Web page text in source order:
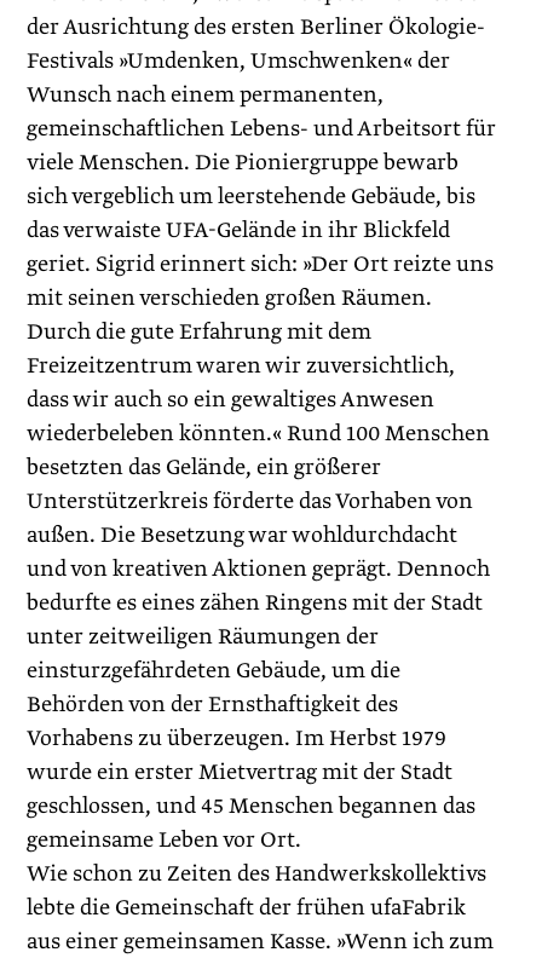
der Ausrichtung des ersten Berliner Ökologie-
Festivals »Umdenken, Umschwenken« der
Wunsch nach einem permanenten,
gemeinschaftlichen Lebens- und Arbeitsort für
viele Menschen. Die Pioniergruppe bewarb
sich vergeblich um leerstehende Gebäude, bis
das verwaiste UFA-Gelände in ihr Blickfeld
geriet. Sigrid erinnert sich: »Der Ort reizte uns
mit seinen verschieden großen Räumen.
Durch die gute Erfahrung mit dem
Freizeitzentrum waren wir zuversichtlich,
dass wir auch so ein gewaltiges Anwesen
wiederbeleben könnten.« Rund 100 Menschen
besetzten das Gelände, ein größerer
Unterstützerkreis förderte das Vorhaben von
außen. Die Besetzung war wohldurchdacht
und von kreativen Aktionen geprägt. Dennoch
bedurfte es eines zähen Ringens mit der Stadt
unter zeitweiligen Räumungen der
einsturzgefährdeten Gebäude, um die
Behörden von der Ernsthaftigkeit des
Vorhabens zu überzeugen. Im Herbst 1979
wurde ein erster Mietvertrag mit der Stadt
geschlossen, und 45 Menschen begannen das
gemeinsame Leben vor Ort.
Wie schon zu Zeiten des Handwerkskollektivs
lebte die Gemeinschaft der frühen ufaFabrik
aus einer gemeinsamen Kasse. »Wenn ich zum